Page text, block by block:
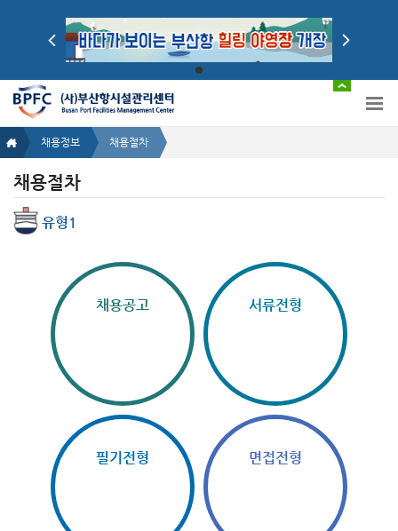
채용정보 채용절차
채용절차
유형1
채용공고 서류전형
필기전형 면접전형